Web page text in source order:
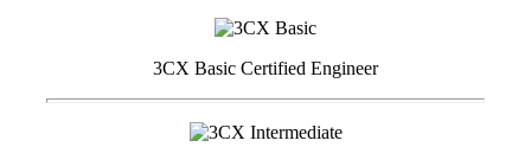
3CX Basic Certified Engineer